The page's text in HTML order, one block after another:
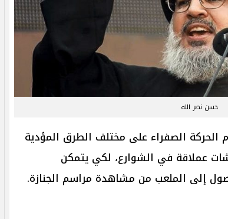
حسن نصر الله
الحركة الصفراء على مختلف الطرق المؤدية
وتم وضع حوالي 6 شاشات عملاقة في الشوارع، لكي يتمكن
إلى الملعب من مشاهدة مراسم الجنازة.